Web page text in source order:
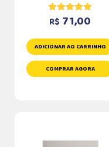
R$ 71,00
ADICIONAR AO CARRINHO
COMPRAR AGORA